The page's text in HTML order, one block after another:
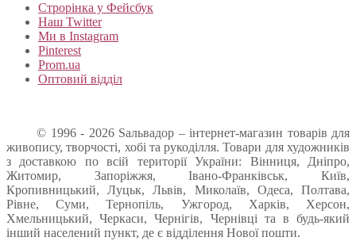
Строрінка у Фейсбук
Наш Twitter
Ми в Instagram
Pinterest
Prom.ua
Оптовий відділ
© 1996 - 2026 Sальвадор – інтернет-магазин товарів для
живопису, творчості, хобі та рукоділля. Товари для художників
з доставкою по всій території України: Вінниця, Дніпро,
Житомир, Запоріжжя, Івано-Франківськ, Київ,
Кропивницький, Луцьк, Львів, Миколаїв, Одеса, Полтава,
Рівне, Суми, Тернопіль, Ужгород, Харків, Херсон,
Хмельницький, Черкаси, Чернігів, Чернівці та в будь-який
інший населений пункт, де є відділення Нової пошти.